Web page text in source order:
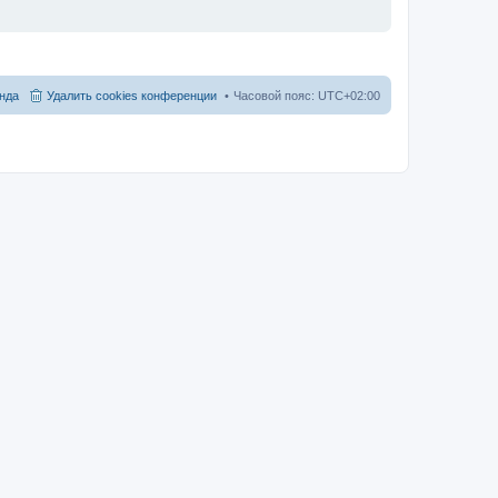
Часовой пояс: UTC+02:00
Удалить cookies конференции